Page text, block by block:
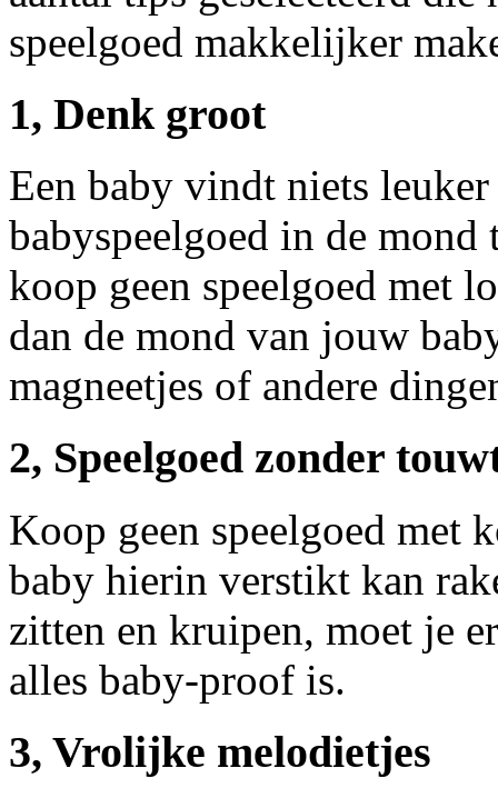
speelgoed makkelijker
1, Denk groot
Een baby vindt niets
babyspeelgoed in de
koop geen speelgoed met
dan de mond van jouw
magneetjes of andere
2, Speelgoed zonder
Koop geen speelgoed met
baby hierin verstikt kan
zitten en kruipen, moet je
alles baby-proof is.
3, Vrolijke melodietjes